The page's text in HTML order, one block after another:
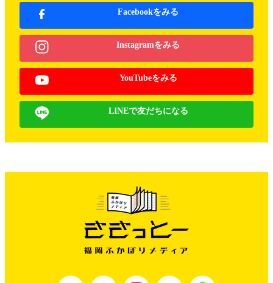
Facebookをみる
Instagramをみる
YouTubeをみる
LINEで友だちになる